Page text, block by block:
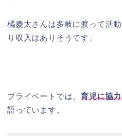
橘慶太さんは多岐に渡って活
り収入はありそうです。
プライベートでは、育児に協
語っています。